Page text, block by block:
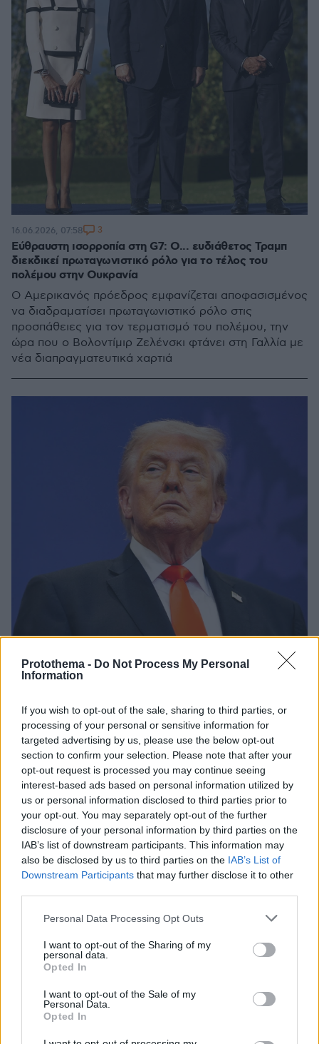
Protothema - Do Not Process My Personal
Information
If you wish to opt-out of the sale, sharing to third parties, or
processing of your personal or sensitive information for
targeted advertising by us, please use the below opt-out
section to confirm your selection. Please note that after your
opt-out request is processed you may continue seeing
interest-based ads based on personal information utilized by
us or personal information disclosed to third parties prior to
your opt-out. You may separately opt-out of the further
disclosure of your personal information by third parties on the
IAB’s list of downstream participants. This information may
also be disclosed by us to third parties on the IAB’s List of
Downstream Participants that may further disclose it to other
Please note that this website/app uses one or more Google
not limited to your visit or usage behaviour. You may click to
grant or deny consent to Google and its third-party tags to
use your data for below specified purposes in below Google
consent section.
Personal Data Processing Opt Outs
I want to opt-out of the Sharing of my
personal data.
Opted In
I want to opt-out of the Sale of my
Personal Data.
Opted In
Εύθραυστη ισορροπία στη G7: Ο... ευδιάθετος Τραμπ
διεκδικεί πρωταγωνιστικό ρόλο για το τέλος του
πολέμου στην Ουκρανία
Ο Αμερικανός πρόεδρος εμφανίζεται αποφασισμένος
να διαδραματίσει πρωταγωνιστικό ρόλο στις
προσπάθειες για τον τερματισμό του πολέμου, την
ώρα που ο Βολοντίμιρ Ζελένσκι φτάνει στη Γαλλία με
νέα διαπραγματευτικά χαρτιά
16.06.2026, 07:58 3
Στη Γαλλία στις 15 Ιουνίου για την G7 θα μεταβεί ο
Τραμπ
03.06.2026, 23:01 1